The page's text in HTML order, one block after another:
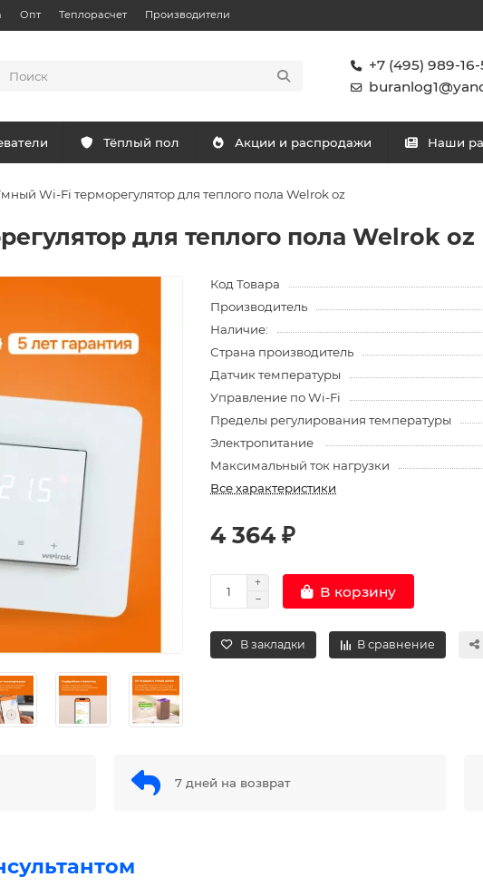
Опт Теплорасчет Производители
+7 (495) 989-16-
Тёплый пол Акции и распродажи Наши
Wi-Fi терморегулятор для теплого пола Welrok oz
для теплого пола Welrok oz
Код Товара
Производитель
Наличие:
Страна производитель
Датчик температуры
Управление по Wi-Fi
Пределы регулирования температуры
Электропитание
Максимальный ток нагрузки
Все характеристики
4 364 ₽
В корзину
В закладки В сравнение
7 дней на возврат